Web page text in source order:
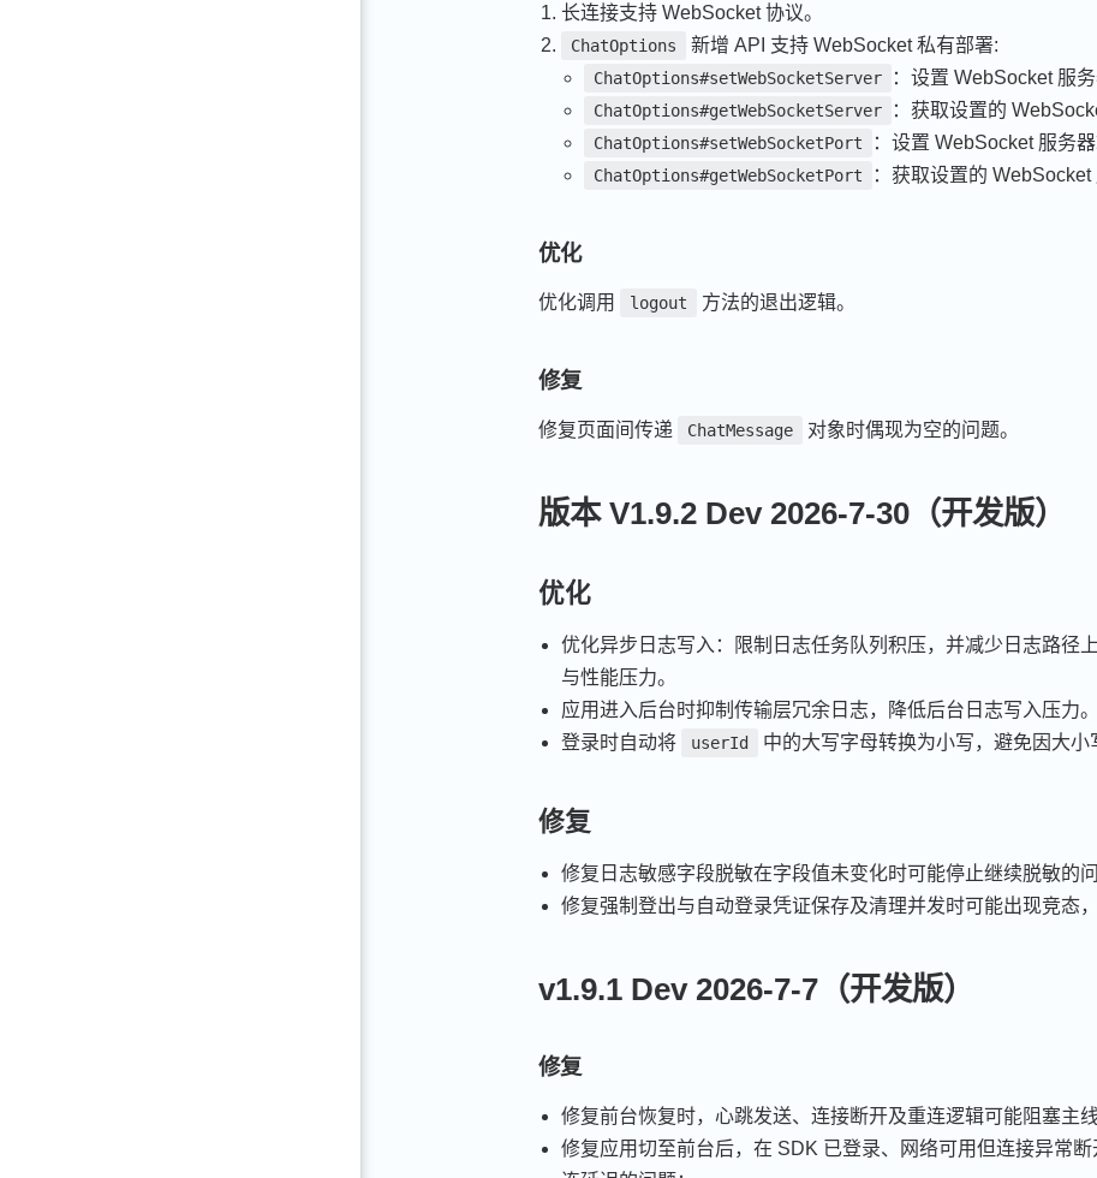
长连接支持 WebSocket 协议。
ChatOptions 新增 API 支持 WebSocket 私有部署:
ChatOptions#setWebSocketServer ：设置 WebSocket 服务
ChatOptions#getWebSocketServer ：获取设置的
ChatOptions#setWebSocketPort ：设置 WebSocket 服务器
ChatOptions#getWebSocketPort ：获取设置的 WebSocket
优化
优化调用 logout 方法的退出逻辑。
修复
修复页面间传递 ChatMessage 对象时偶现为空的问题。
版本 V1.9.2 Dev 2026-7-30（开发版）
优化
优化异步日志写入：限制日志任务队列积压，并减少日志路径
与性能压力。
应用进入后台时抑制传输层冗余日志，降低后台日志写入压力。
登录时自动将
userId 中的大写字母转换为小写，避免因大小
修复
修复日志敏感字段脱敏在字段值未变化时可能停止继续脱敏的问
修复强制登出与自动登录凭证保存及清理并发时可能出现竞态
v1.9.1 Dev 2026-7-7（开发版）
修复
修复前台恢复时，心跳发送、连接断开及重连逻辑可能阻塞主线
修复应用切至前台后，在 SDK 已登录、网络可用但连接异常